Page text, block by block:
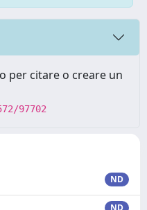
per citare o creare un
97702
ND